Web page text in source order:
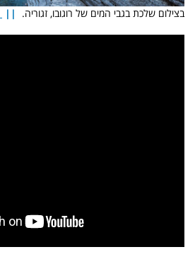
בצילום שלכת בגבי המים של רוגובו, זגוריה. ||